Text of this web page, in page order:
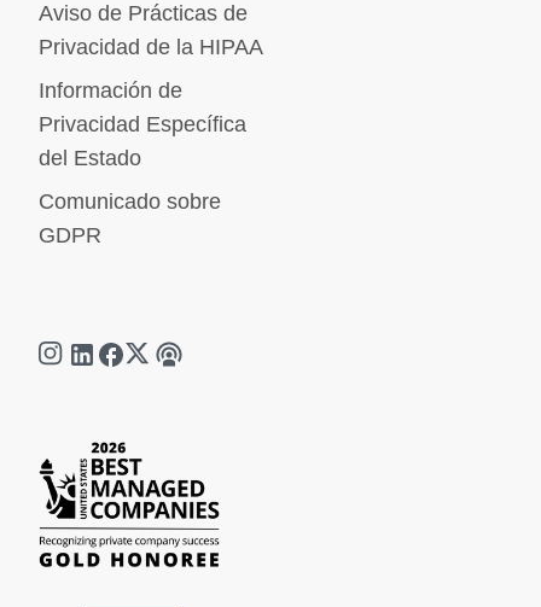
Aviso de Prácticas de
Privacidad de la HIPAA
Información de
Privacidad Específica
del Estado
Comunicado sobre
GDPR